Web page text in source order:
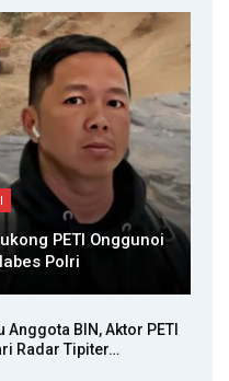
PETI Onggunoi
Polri
Anggota BIN, Aktor PETI
Radar Tipiter…